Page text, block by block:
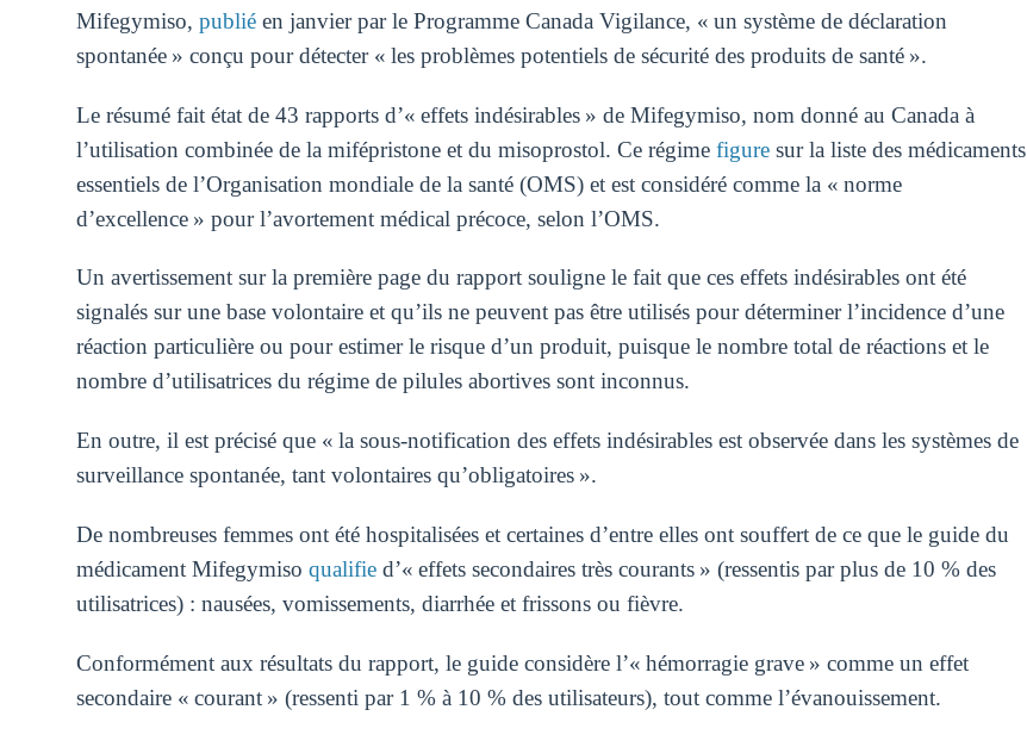
Mifegymiso, publiéen janvier par le Programme Canada Vigilance, « un système de déclaration
spontanée » conçu pour détecter « les problèmes potentiels de sécurité des produits de santé ».
Le résumé fait état de 43 rapports d’« effets indésirables » de Mifegymiso, nom donné au Canada à
l’utilisation combinée de la mifépristone et du misoprostol. Ce régime figuresur la liste des médicaments
essentiels de l’Organisation mondiale de la santé (OMS) et est considéré comme la « norme
d’excellence » pour l’avortement médical précoce, selon l’OMS.
Un avertissement sur la première page du rapport souligne le fait que ces effets indésirables ont été
signalés sur une base volontaire et qu’ils ne peuvent pas être utilisés pour déterminer l’incidence d’une
réaction particulière ou pour estimer le risque d’un produit, puisque le nombre total de réactions et le
nombre d’utilisatrices du régime de pilules abortives sont inconnus.
En outre, il est précisé que « la sous-notification des effets indésirables est observée dans les systèmes de
surveillance spontanée, tant volontaires qu’obligatoires ».
De nombreuses femmes ont été hospitalisées et certaines d’entre elles ont souffert de ce que le guide du
médicament Mifegymiso qualified’« effets secondaires très courants » (ressentis par plus de 10 % des
utilisatrices) : nausées, vomissements, diarrhée et frissons ou fièvre.
Conformément aux résultats du rapport, le guide considère l’« hémorragie grave » comme un effet
secondaire « courant » (ressenti par 1 % à 10 % des utilisateurs), tout comme l’évanouissement.